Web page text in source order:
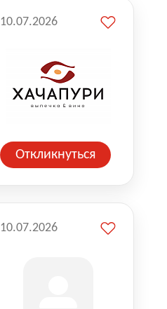
10.07.2026
Откликнуться
10.07.2026